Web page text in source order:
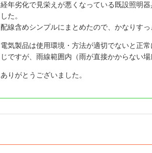
経年劣化で見栄えが悪くなっている既設照明
した。
配線含めシンプルにまとめたので、かなりすっ
電気製品は使用環境・方法が適切でないと正
じですが、雨線範囲内（雨が直接かからない
ありがとうございました。